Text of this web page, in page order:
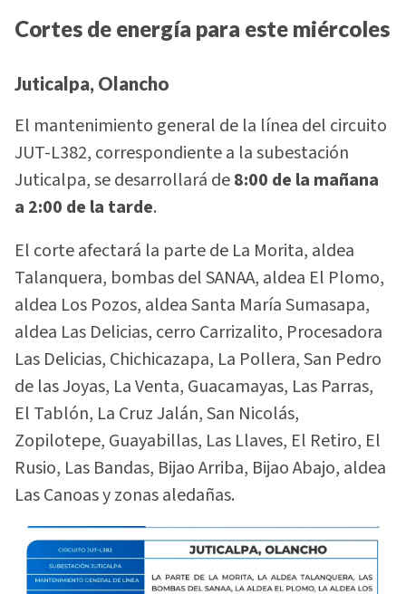
Cortes de energía para este miércoles
Juticalpa, Olancho
El mantenimiento general de la línea del circuito
JUT-L382, correspondiente a la subestación
Juticalpa, se desarrollará de8:00 de la mañana
a 2:00 de la tarde.
El corte afectará la parte de La Morita, aldea
Talanquera, bombas del SANAA, aldea El Plomo,
aldea Los Pozos, aldea Santa María Sumasapa,
aldea Las Delicias, cerro Carrizalito, Procesadora
Las Delicias, Chichicazapa, La Pollera, San Pedro
de las Joyas, La Venta, Guacamayas, Las Parras,
El Tablón, La Cruz Jalán, San Nicolás,
Zopilotepe, Guayabillas, Las Llaves, El Retiro, El
Rusio, Las Bandas, Bijao Arriba, Bijao Abajo, aldea
Las Canoas y zonas aledañas.